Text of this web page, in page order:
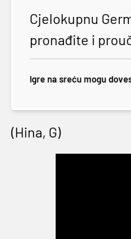
Cjelokupnu
pronađite i
Igre na sreću mogu
(Hina, G)